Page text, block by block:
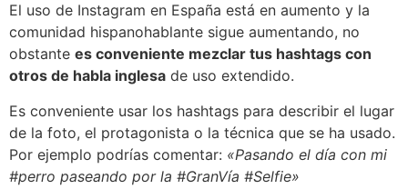
El uso de Instagram en España está en aumento y la
comunidad hispanohablante sigue aumentando, no
obstante es conveniente mezclar tus hashtags con
otros de habla inglesa de uso extendido.
Es conveniente usar los hashtags para describir el lugar
de la foto, el protagonista o la técnica que se ha usado.
Por ejemplo podrías comentar: «Pasando el día con mi
#perro paseando por la #GranVía #Selfie»